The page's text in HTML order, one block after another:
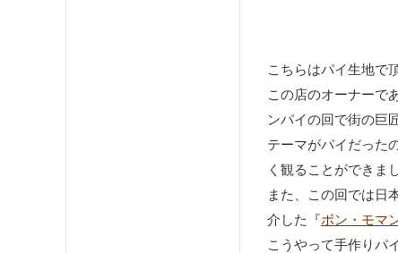
こちらはパイ生地で
この店のオーナーで
ンパイの回で街の巨
テーマがパイだった
く観ることができま
また、この回では日
介した『ボン・モマ
こうやって手作りパ